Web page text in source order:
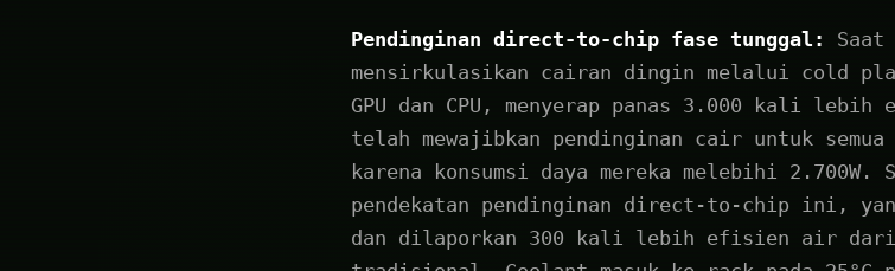
Pendinginan direct-to-chip fase tunggal:
Saat
mensirkulasikan cairan dingin melalui cold
GPU dan CPU, menyerap panas 3.000 kali
telah mewajibkan pendinginan cair untuk semua
karena konsumsi daya mereka melebihi 2.700W.
pendekatan pendinginan direct-to-chip ini,
dan dilaporkan 300 kali lebih efisien air